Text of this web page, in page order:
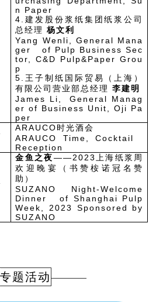
n Paper
4.建发股份浆纸集团纸浆公司
总经理杨文利
Yang Wenli, General Mana
ger of Pulp Business Sec
tor, C&D Pulp&Paper Grou
p
5.王子制纸国际贸易（上海）
有限公司营业部总经理李建明
James Li, General Manag
er of Business Unit, Oji Pa
per
ARAUCO时光酒会
ARAUCO Time, Cocktail
Reception
金鱼之夜——2023上海纸浆周
欢迎晚宴（书赞桉诺冠名赞
助）
SUZANO Night-Welcome
Dinner of Shanghai Pulp
Week, 2023 Sponsored by
SUZANO
专题活动